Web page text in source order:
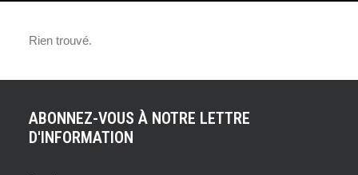
CLASSE X : PLACE AU V6
Rien trouvé.
ABONNEZ-VOUS À NOTRE LETTRE
D'INFORMATION